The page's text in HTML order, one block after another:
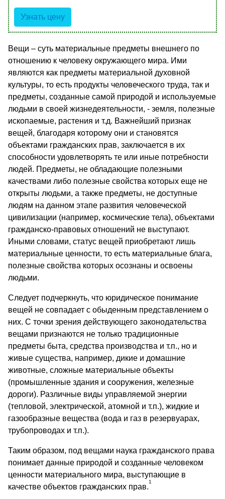
Узнать цену
Вещи – суть материальные предметы внешнего по
отношению к человеку окружающего мира. Ими
являются как предметы материальной духовной
культуры, то есть продукты человеческого труда, так и
предметы, созданные самой природой и используемые
людьми в своей жизнедеятельности, - земля, полезные
ископаемые, растения и т.д. Важнейший признак
вещей, благодаря которому они и становятся
объектами гражданских прав, заключается в их
способности удовлетворять те или иные потребности
людей. Предметы, не обладающие полезными
качествами либо полезные свойства которых еще не
открыты людьми, а также предметы, не доступные
людям на данном этапе развития человеческой
цивилизации (например, космические тела), объектами
гражданско-правовых отношений не выступают.
Иными словами, статус вещей приобретают лишь
материальные ценности, то есть материальные блага,
полезные свойства которых осознаны и освоены
людьми.
Следует подчеркнуть, что юридическое понимание
вещей не совпадает с обыденным представлением о
них. С точки зрения действующего законодательства
вещами признаются не только традиционные
предметы быта, средства производства и т.п., но и
живые существа, например, дикие и домашние
животные, сложные материальные объекты
(промышленные здания и сооружения, железные
дороги). Различные виды управляемой энергии
(тепловой, электрической, атомной и т.п.), жидкие и
газообразные вещества (вода и газ в резервуарах,
трубопроводах и т.п.).
Таким образом, под вещами наука гражданского права
понимает данные природой и созданные человеком
ценности материального мира, выступающие в
качестве объектов гражданских прав.
1